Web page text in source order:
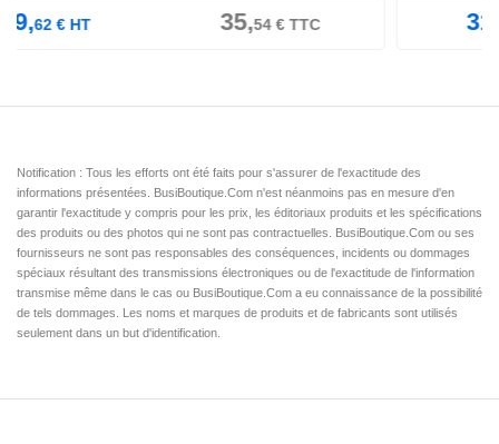
37,
Notification : Tous les efforts ont été faits pour s'assurer de l'exactitude des
informations présentées. BusiBoutique.Com n'est néanmoins pas en mesure d'en
garantir l'exactitude y compris pour les prix, les éditoriaux produits et les spécifications
des produits ou des photos qui ne sont pas contractuelles. BusiBoutique.Com ou ses
fournisseurs ne sont pas responsables des conséquences, incidents ou dommages
spéciaux résultant des transmissions électroniques ou de l'exactitude de l'information
transmise même dans le cas ou BusiBoutique.Com a eu connaissance de la possibilité
de tels dommages. Les noms et marques de produits et de fabricants sont utilisés
seulement dans un but d'identification.